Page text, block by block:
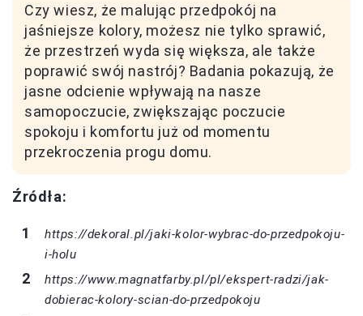
Czy wiesz, że malując przedpokój na
jaśniejsze kolory, możesz nie tylko sprawić,
że przestrzeń wyda się większa, ale także
poprawić swój nastrój? Badania pokazują, że
jasne odcienie wpływają na nasze
samopoczucie, zwiększając poczucie
spokoju i komfortu już od momentu
przekroczenia progu domu.
Źródła:
https://dekoral.pl/jaki-kolor-wybrac-do-przedpokoju-
i-holu
https://www.magnatfarby.pl/pl/ekspert-radzi/jak-
dobierac-kolory-scian-do-przedpokoju